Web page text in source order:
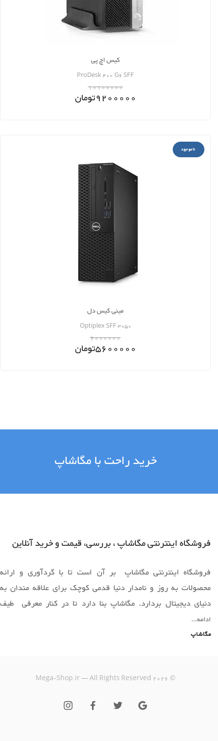
کیس اچ پی
ProDesk 400 G6 SFF
10100000
9200000تومان
ناموجود
مینی کیس دل
Optiplex SFF 3050
6000000
5600000تومان
خرید راحت با مگاشاپ
فروشگاه اینترنتی مگاشاپ ، بررسی، قیمت و خرید آنلاین
فروشگاه اینترنتی مگاشاپ بر آن است تا با گردآوری و ارائه
محصولات به روز و نامدار دنیا قدمی کوچک برای علاقه مندان به
دنیای دیجیتال بردارد. مگاشاپ بنا دارد تا در کنار معرفی طیف
وسیعی از محصولات به روز دنیا ،فضایی را برای خرید آسان و ارائه
محصولات قابل عرضه دراختیار همه همراهان خود قرار دهد.
کالاهایی متنوع، باکیفیت و دارای قیمت مناسب را در مدت زمان ی
کوتاه به دست مشتریان خود برساند؛ ویژگی‌هایی که فروشگاه
اینترنتی مگاشاپ سال‌هاست بر روی آن‌ها کار کرده و توانسته از این
ادامه...
مگاشاپ
©
2026